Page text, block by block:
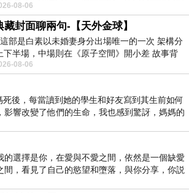
賞。08-06
藏封面聊兩句-【天外金球】
這部是白素以未婚妻身分出場唯一的一次 架構分
下半場，中場則在《原子空間》開小差 故事背
影射西藏境外流亡 地下組織
08-06
後，每當讀到她的學生和好友寫到其生前如何
影響改變了他們的生命，我也感到驚訝，媽媽的
的選擇是你，在愛與不愛之間，依然是一個缺愛
間，看見了自己的慾望和墮落，與你分享，你説